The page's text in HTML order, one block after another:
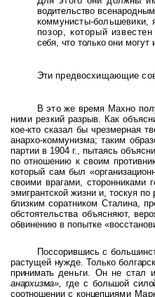
водительство
коммунисты-большевики,
позор, который
себя, что толькоони могут
Эти предвосхищающие
В это же время Махно
ними резкийразрыв. Как
кое-кто сказал бы чрезмерная
анархо-коммунизма; таким
партии в 1904 г., пытаясь
по отношению к своим
который сам был
своими врагами, сторонниками
эмигрантской жизни и, тоскуя
близким соратником Сталина,
обстоятельства объясняют,
обвинению в попытке
Поссорившись с
растущей нужде. Только
принимать деньги. Он не стал
анархизма»,где с большой
соотношении с концепци­ями